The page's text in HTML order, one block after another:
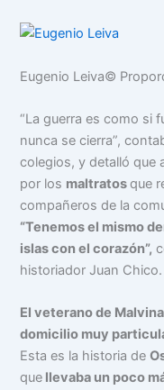
Eugenio Leiva©
“La guerra es como si
nunca se cierra”,
colegios, y detalló que
por los maltratos que
compañeros de la
“Tenemos el mismo
islas con el corazón”,
historiador Juan Chico.
El veterano de
domicilio muy
Esta es la historia de
que llevaba un poco